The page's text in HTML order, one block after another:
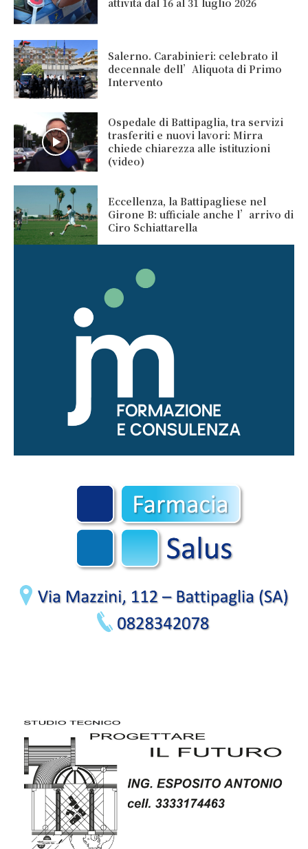
Salerno. Carabinieri: celebrato il
decennale dell’Aliquota di Primo
Intervento
Ospedale di Battipaglia, tra servizi
trasferiti e nuovi lavori: Mirra
chiede chiarezza alle istituzioni
(video)
Eccellenza, la Battipagliese nel
Girone B: ufficiale anche l’arrivo di
Ciro Schiattarella